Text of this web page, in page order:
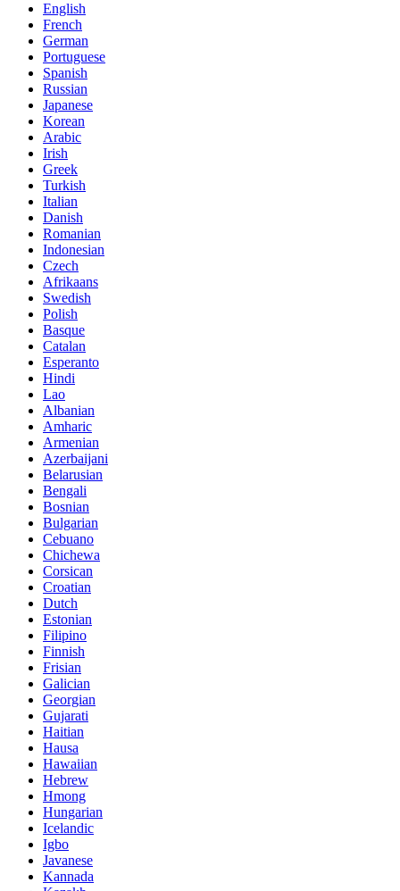
English
French
German
Portuguese
Spanish
Russian
Japanese
Korean
Arabic
Irish
Greek
Turkish
Italian
Danish
Romanian
Indonesian
Czech
Afrikaans
Swedish
Polish
Basque
Catalan
Esperanto
Hindi
Lao
Albanian
Amharic
Armenian
Azerbaijani
Belarusian
Bengali
Bosnian
Bulgarian
Cebuano
Chichewa
Corsican
Croatian
Dutch
Estonian
Filipino
Finnish
Frisian
Galician
Georgian
Gujarati
Haitian
Hausa
Hawaiian
Hebrew
Hmong
Hungarian
Icelandic
Igbo
Javanese
Kannada